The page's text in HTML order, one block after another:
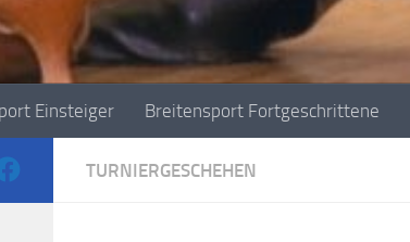
Einsteiger Breitensport Fortgeschrittene
TURNIERGESCHEHEN